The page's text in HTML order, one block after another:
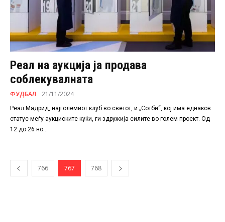
Реал на аукција ја продава
соблекувалната
ФУДБАЛ 21/11/2024
Реал Мадрид, најголемиот клуб во светот, и „Сотби“, кој има еднаков
статус меѓу аукциските куќи, ги здружија силите во голем проект. Од
12 до 26 но...
766 767 768